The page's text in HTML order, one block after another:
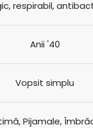
respirabil,
Anii '40
Vopsit simplu
Pijamale,